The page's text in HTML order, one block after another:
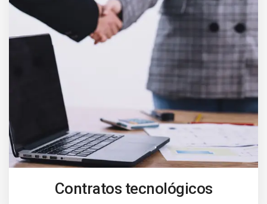
Contratos tecnológicos